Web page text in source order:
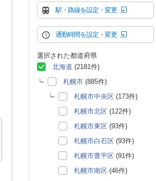
駅・路線を設定・変更
通勤時間を設定・変更
選択された都道府県
北海道 (2181件)
札幌市 (885件)
札幌市中央区 (173件)
札幌市北区 (122件)
札幌市東区 (93件)
札幌市白石区 (93件)
札幌市豊平区 (91件)
札幌市南区 (46件)